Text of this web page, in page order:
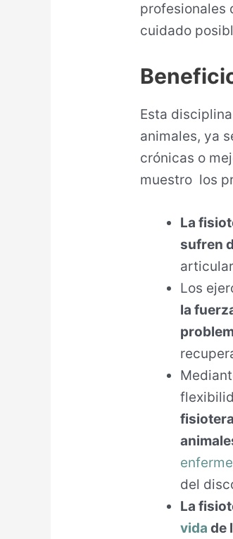
profesionales
cuidado
Esta
animales, ya
crónicas o
muestro los
La
sufren
Los
la
del
La
vida de